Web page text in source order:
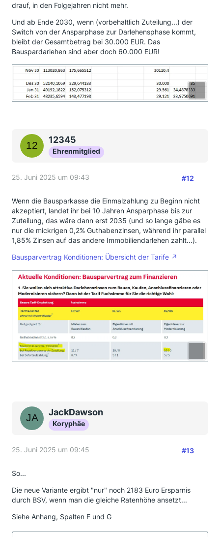
drauf, in den Folgejahren nicht mehr.
Und ab Ende 2030, wenn (vorbehaltlich Zuteilung...) der
Switch von der Ansparphase zur Darlehensphase kommt,
bleibt der Gesamtbetrag bei 30.000 EUR. Das
Bauspardarlehen sind aber doch 60.000 EUR!
12345
Ehrenmitglied
25. Juni 2025 um 09:43 #12
Wenn die Bausparkasse die Einmalzahlung zu Beginn nicht
akzeptiert, landet ihr bei 10 Jahren Ansparphase bis zur
Zuteilung, das wäre dann erst 2035 (und so lange gäbe es
nur die mickrigen 0,2% Guthabenzinsen, während ihr parallel
1,85% Zinsen auf das andere Immobiliendarlehen zahlt...).
Bausparvertrag Konditionen: Übersicht der Tarife
JackDawson
Koryphäe
25. Juni 2025 um 09:45 #13
So...
Die neue Variante ergibt "nur" noch 2183 Euro Ersparnis
durch BSV, wenn man die gleiche Ratenhöhe ansetzt...
Siehe Anhang, Spalten F und G